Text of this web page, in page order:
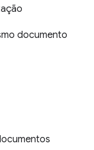
documento